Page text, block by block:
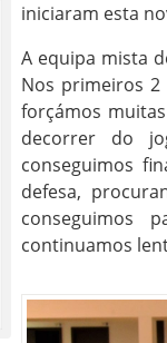
iniciaram esta
A equipa mista
Nos primeiros
forçámos
decorrer do
conseguimos
defesa,
conseguimos
continuamos